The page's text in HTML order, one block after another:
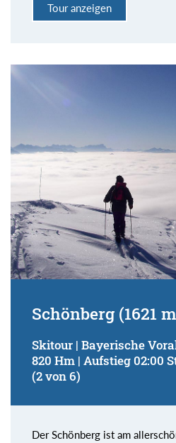
Tour anzeigen
Schönberg (1621
Skitour | Bayerische
820 Hm | Aufstieg 02:00
(2 von 6)
Der Schönberg ist am